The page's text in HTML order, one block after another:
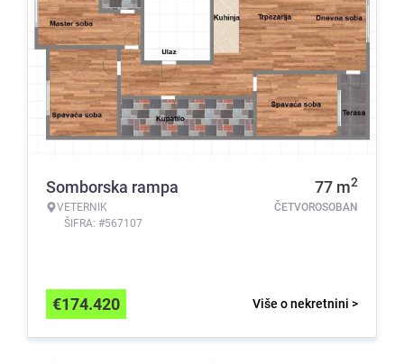
Somborska rampa
VETERNIK
ŠIFRA: #567107
77 m2
ČETVOROSOBAN
Više o nekretnini >
€174.420